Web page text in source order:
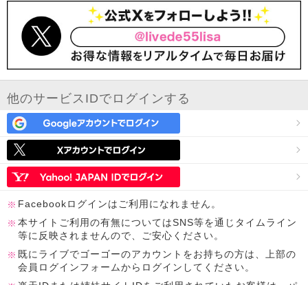
他のサービスIDでログインする
Facebookログインはご利用になれません。
本サイトご利用の有無についてはSNS等を通じタイムライン
等に反映されませんので、ご安心ください。
既にライブでゴーゴーのアカウントをお持ちの方は、上部の
会員ログインフォームからログインしてください。